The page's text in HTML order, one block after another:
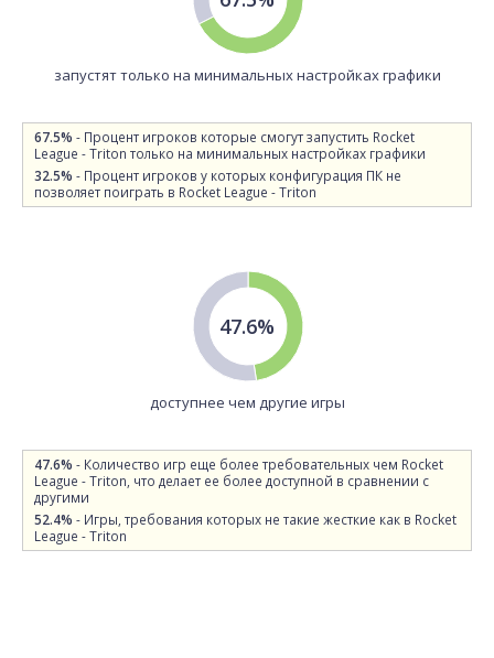
запустят только на минимальных настройках графики
67.5% - Процент игроков которые смогут запустить Rocket
League - Triton только на минимальных настройках графики
32.5% - Процент игроков у которых конфигурация ПК не
позволяет поиграть в Rocket League - Triton
47.6%
доступнее чем другие игры
47.6% - Количество игр еще более требовательных чем Rocket
League - Triton, что делает ее более доступной в сравнении с
другими
52.4% - Игры, требования которых не такие жесткие как в Rocket
League - Triton